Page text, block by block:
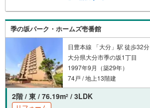
季の坂パーク・ホームズ壱番館
日豊本線 「大分」駅 徒歩32分
大分県大分市季の坂1丁目
1997年9月（築29年）
74戸 / 地上13階建
2階 / 東 / 76.19m2 / 3LDK